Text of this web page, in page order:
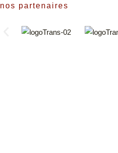
nos partenaires